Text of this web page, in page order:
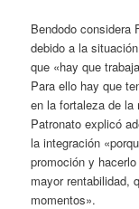
Bendodo considera
debido a la
que «hay que
Para ello hay que
en la fortaleza de la
Patronato explicó
la integración
promoción y
mayor rentabilidad,
momentos».